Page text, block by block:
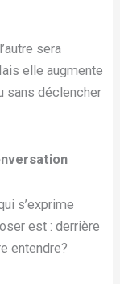
sera
elle augmente
sans déclencher
s’exprime
est : derrière
entendre?